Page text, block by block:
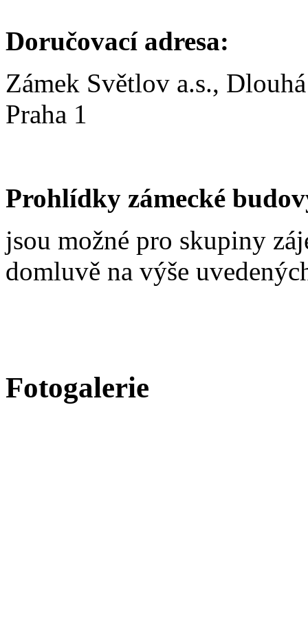
Doručovací adresa:
Zámek Světlov a.s.,
Praha 1
Prohlídky zámecké
jsou možné pro skupiny
domluvě na výše
Fotogalerie